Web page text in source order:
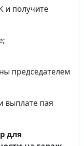
и получите
председателем
выплате пая
для